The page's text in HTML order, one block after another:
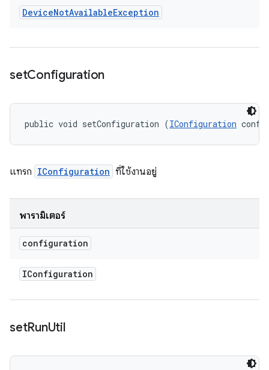
DeviceNotAvailableException
setConfiguration
public void setConfiguration (IConfiguration
แทรก IConfiguration ที่ใช้งานอยู่
พารามิเตอร์
configuration
IConfiguration
setRunUtil